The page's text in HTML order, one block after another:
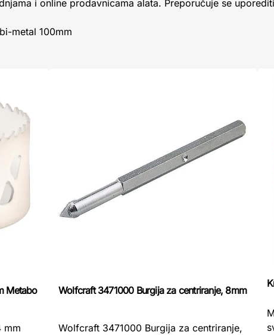
i online prodavnicama alata. Preporučuje se
metal 100mm
Metabo
mm
Wolfcraft 3471000 Burgija za centriranje, 8mm
Wolfcraft 3471000 Burgija za centriranje,